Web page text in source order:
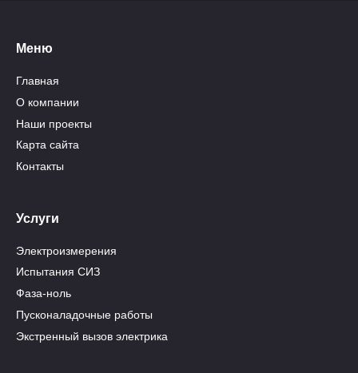
Меню
Главная
О компании
Наши проекты
Карта сайта
Контакты
Услуги
Электроизмерения
Испытания СИЗ
Фаза-ноль
Пусконаладочные работы
Экстренный вызов электрика